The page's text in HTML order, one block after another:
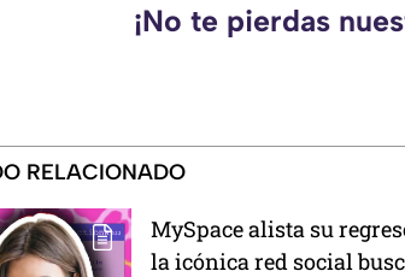
¡No te pierdas
RELACIONADO
MySpace alista su
la icónica red social